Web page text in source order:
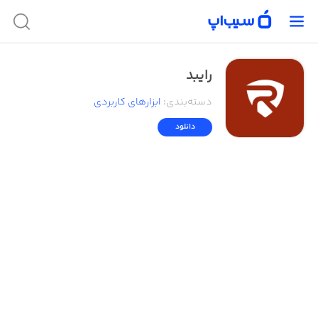
رایبد
دسته‌بندی: ابزار‌های کاربردی
دانلود